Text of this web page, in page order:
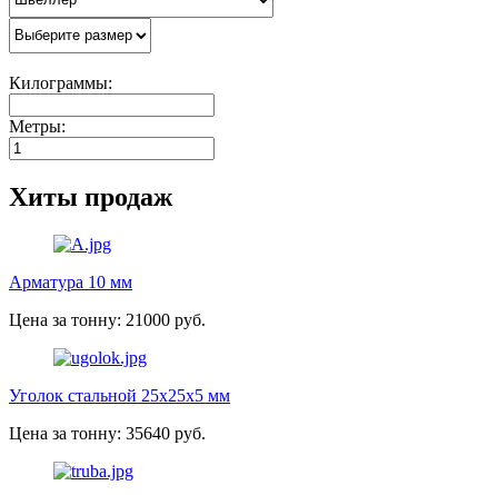
Килограммы:
Метры:
Хиты продаж
Арматура 10 мм
Цена за тонну: 21000 руб.
Уголок стальной 25х25х5 мм
Цена за тонну: 35640 руб.